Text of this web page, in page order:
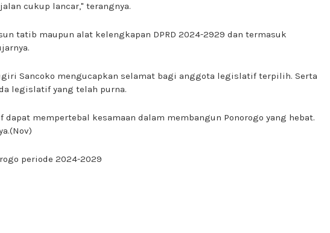
cukup lancar," terangnya.
tatib maupun alat kelengkapan DPRD 2024-2929 dan termasuk
Sancoko mengucapkan selamat bagi anggota legislatif terpilih. Serta
legislatif yang telah purna.
mempertebal kesamaan dalam membangun Ponorogo yang hebat.
periode 2024-2029